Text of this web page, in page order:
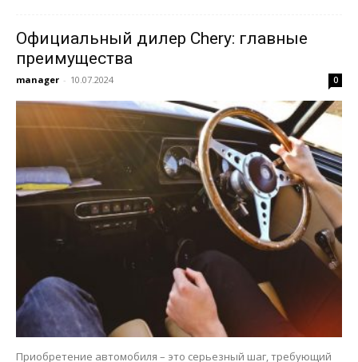
Официальный дилер Chery: главные
преимущества
manager - 10.07.2024 0
Приобретение автомобиля – это серьезный шаг, требующий